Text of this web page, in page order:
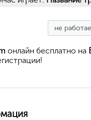
не
онлайн бесплатно на